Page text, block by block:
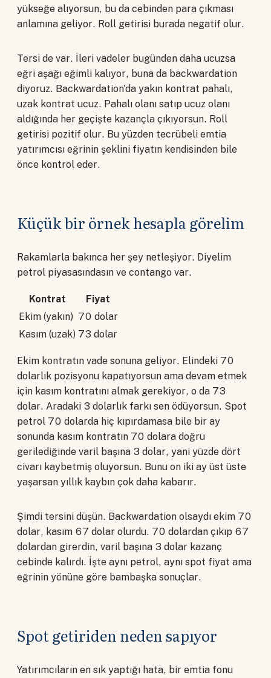
yükseğe alıyorsun, bu da cebinden para çıkması
anlamına geliyor. Roll getirisi burada negatif olur.
Tersi de var. İleri vadeler bugünden daha ucuzsa
eğri aşağı eğimli kalıyor, buna da backwardation
diyoruz. Backwardation'da yakın kontrat pahalı,
uzak kontrat ucuz. Pahalı olanı satıp ucuz olanı
aldığında her geçişte kazançla çıkıyorsun. Roll
getirisi pozitif olur. Bu yüzden tecrübeli emtia
yatırımcısı eğrinin şeklini fiyatın kendisinden bile
önce kontrol eder.
Küçük bir örnek hesapla görelim
Rakamlarla bakınca her şey netleşiyor. Diyelim
petrol piyasasındasın ve contango var.
Kontrat
Fiyat
Ekim (yakın) 70 dolar
Kasım (uzak) 73 dolar
Ekim kontratın vade sonuna geliyor. Elindeki 70
dolarlık pozisyonu kapatıyorsun ama devam etmek
için kasım kontratını almak gerekiyor, o da 73
dolar. Aradaki 3 dolarlık farkı sen ödüyorsun. Spot
petrol 70 dolarda hiç kıpırdamasa bile bir ay
sonunda kasım kontratın 70 dolara doğru
gerilediğinde varil başına 3 dolar, yani yüzde dört
civarı kaybetmiş oluyorsun. Bunu on iki ay üst üste
yaşarsan yıllık kaybın çok daha kabarır.
Şimdi tersini düşün. Backwardation olsaydı ekim 70
dolar, kasım 67 dolar olurdu. 70 dolardan çıkıp 67
dolardan girerdin, varil başına 3 dolar kazanç
cebinde kalırdı. İşte aynı petrol, aynı spot fiyat ama
eğrinin yönüne göre bambaşka sonuçlar.
Spot getiriden neden sapıyor
Yatırımcıların en sık yaptığı hata, bir emtia fonu